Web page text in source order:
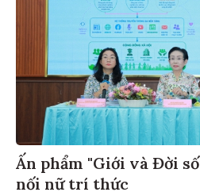
Ấn phẩm "Giới và Đời
nối nữ trí thức